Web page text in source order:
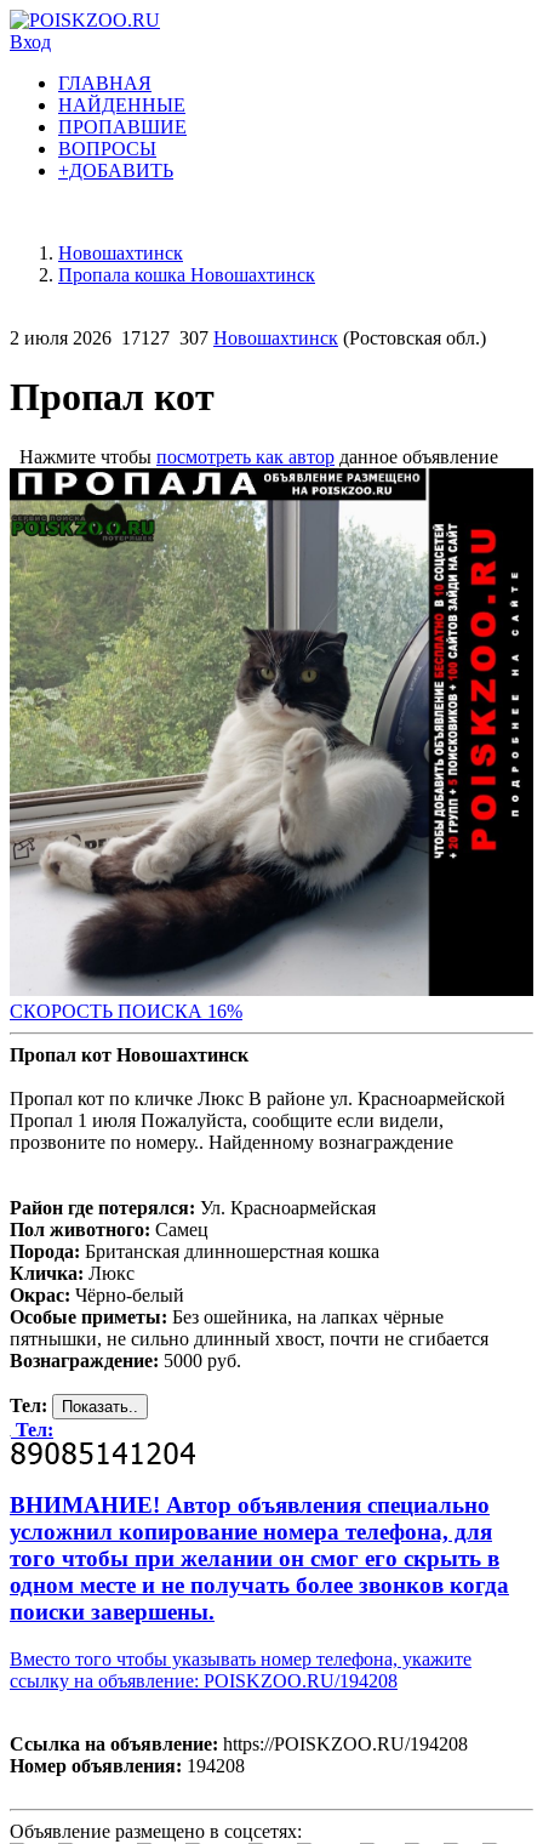
Вход
ГЛАВНАЯ
НАЙДЕННЫЕ
ПРОПАВШИЕ
ВОПРОСЫ
+ДОБАВИТЬ
Новошахтинск
Пропала кошка Новошахтинск
2 июля 2026 17127 307 Новошахтинск (Ростовская обл.)
Пропал кот
Нажмите чтобы посмотреть как автор данное объявление
СКОРОСТЬ ПОИСКА 16%
Пропал кот Новошахтинск
Пропал кот по кличке Люкс В районе ул. Красноармейской
Пропал 1 июля Пожалуйста, сообщите если видели,
прозвоните по номеру.. Найденному вознаграждение
Район где потерялся: Ул. Красноармейская
Пол животного: Самец
Порода: Британская длинношерстная кошка
Кличка: Люкс
Окрас: Чёрно-белый
Особые приметы: Без ошейника, на лапках чёрные
пятнышки, не сильно длинный хвост, почти не сгибается
Вознаграждение: 5000 руб.
Тел:
Тел:
ВНИМАНИЕ! Автор объявления специально
усложнил копирование номера телефона, для
того чтобы при желании он смог его скрыть в
одном месте и не получать более звонков когда
поиски завершены.
Вместо того чтобы указывать номер телефона, укажите
ссылку на объявление: POISKZOO.RU/194208
Ссылка на объявление: https://POISKZOO.RU/194208
Номер объявления: 194208
Объявление размещено в соцсетях: